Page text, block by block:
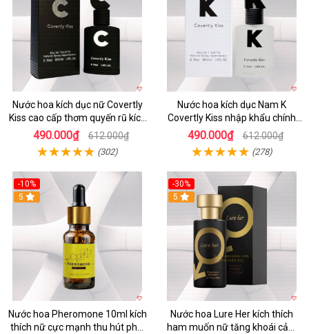
Nước hoa kích dục nữ Covertly
Kiss cao cấp thơm quyến rũ kích
thích phái đẹp
490.000₫ 612.000₫
(302)
Nước hoa kích dục Nam K
Covertly Kiss nhập khẩu chính
hãng
490.000₫ 612.000₫
(278)
-10%
5
Nước hoa Pheromone 10ml kích
thích nữ cực mạnh thu hút phái
-30%
5
Nước hoa Lure Her kích thích
ham muốn nữ tăng khoái cảm